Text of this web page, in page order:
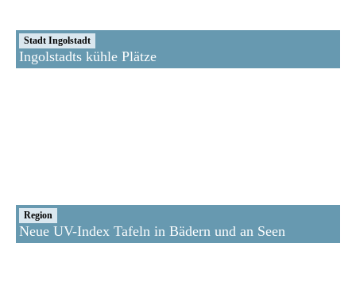
Stadt Ingolstadt
Ingolstadts kühle Plätze
Region
Neue UV-Index Tafeln in Bädern und an Seen